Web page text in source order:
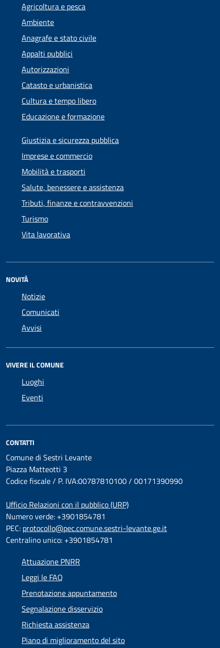
Agricoltura e pesca
Ambiente
Anagrafe e stato civile
Appalti pubblici
Autorizzazioni
Catasto e urbanistica
Cultura e tempo libero
Educazione e formazione
Giustizia e sicurezza pubblica
Imprese e commercio
Mobilità e trasporti
Salute, benessere e assistenza
Tributi, finanze e contravvenzioni
Turismo
Vita lavorativa
NOVITÀ
Notizie
Comunicati
Avvisi
VIVERE IL COMUNE
Luoghi
Eventi
CONTATTI
Comune di Sestri Levante
Piazza Matteotti 3
Codice fiscale / P. IVA:00787810100 / 00171390990
Ufficio Relazioni con il pubblico (URP)
Numero verde: +3901854781
PEC: protocollo@pec.comune.sestri-levante.ge.it
Centralino unico: +3901854781
Attuazione PNRR
Leggi le FAQ
Prenotazione appuntamento
Segnalazione disservizio
Richiesta assistenza
Piano di miglioramento del sito